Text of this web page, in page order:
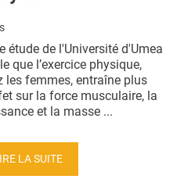
étude de l'Université d'Umea
que l’exercice physique,
les femmes, entraîne plus
sur la force musculaire, la
et la masse ...
LA SUITE